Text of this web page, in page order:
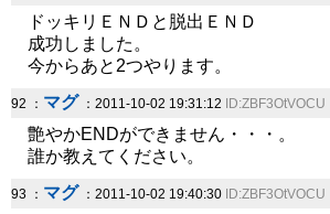
ドッキリＥＮＤと脱出ＥＮＤ
成功しました。
今からあと2つやります。
92 ： マグ ：2011-10-02 19:31:12 ID:ZBF3OtVOCU
艶やかENDができません・・・。
誰か教えてください。
93 ： マグ ：2011-10-02 19:40:30 ID:ZBF3OtVOCU